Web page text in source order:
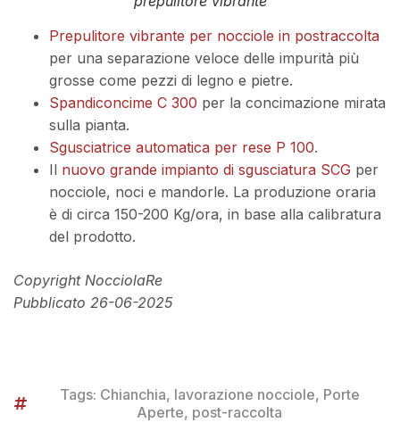
Prepulitore vibrante per nocciole in postraccolta
per una separazione veloce delle impurità più
grosse come pezzi di legno e pietre.
Spandiconcime C 300 per la concimazione mirata
sulla pianta.
Sgusciatrice automatica per rese P 100.
Il nuovo grande impianto di sgusciatura SCG per
nocciole, noci e mandorle. La produzione oraria
è di circa 150-200 Kg/ora, in base alla calibratura
del prodotto.
Copyright NocciolaRe
Pubblicato 26-06-2025
Tags: Chianchia, lavorazione nocciole, Porte
Aperte, post-raccolta